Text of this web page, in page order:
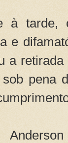
à tarde,
e
a
sob pena